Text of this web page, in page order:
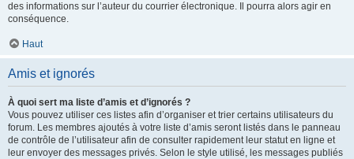
des informations sur l’auteur du courrier électronique. Il pourra alors agir en
conséquence.
Haut
Amis et ignorés
À quoi sert ma liste d’amis et d’ignorés ?
Vous pouvez utiliser ces listes afin d’organiser et trier certains utilisateurs du
forum. Les membres ajoutés à votre liste d’amis seront listés dans le panneau
de contrôle de l’utilisateur afin de consulter rapidement leur statut en ligne et
leur envoyer des messages privés. Selon le style utilisé, les messages publiés